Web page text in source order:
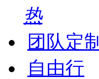
热
团队定制
自由行